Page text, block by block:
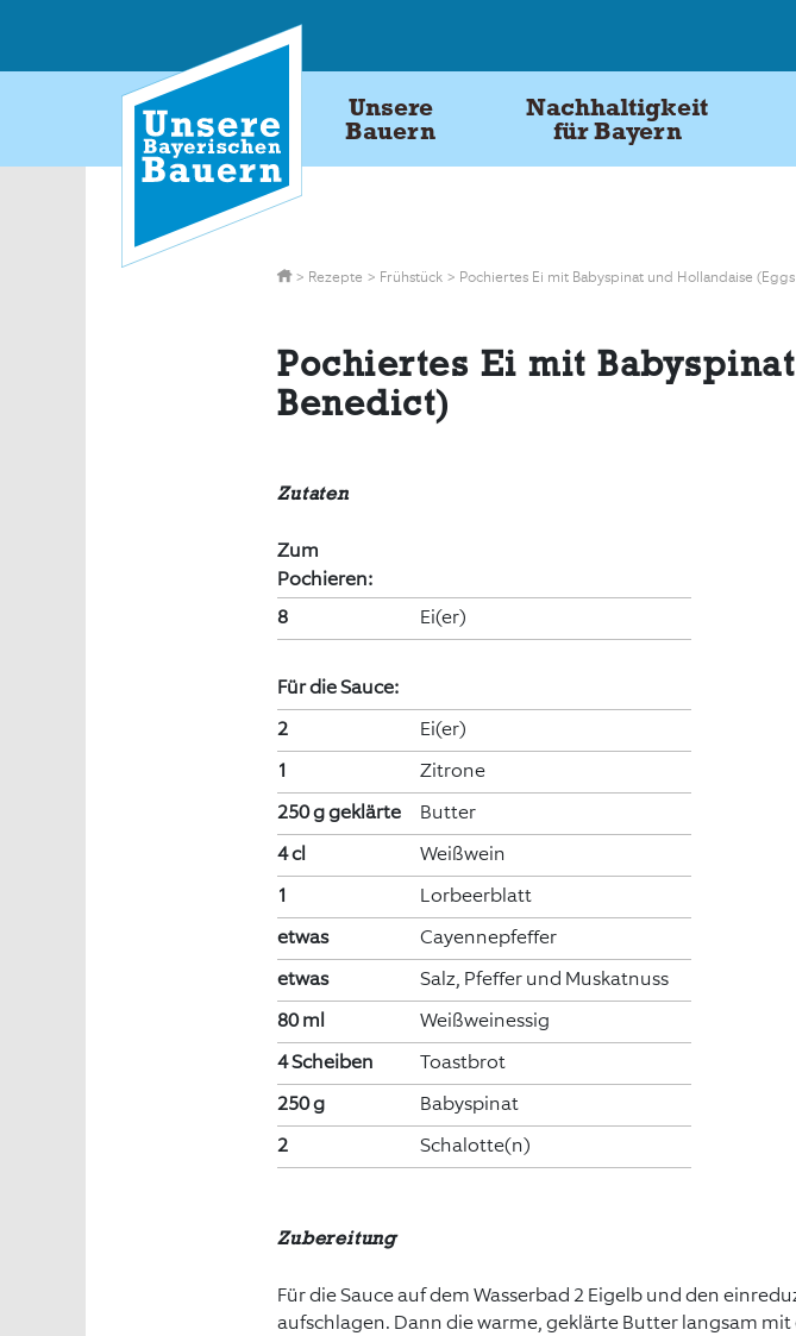
content
Unsere
Bauern
Nachhaltigkeit
für Bayern
> Rezepte > Frühstück > Pochiertes Ei mit Babyspinat und Hollandaise
Pochiertes Ei mit
Benedict)
Zutaten
Zum
Pochieren:
8
Ei(er)
Für die Sauce:
2
Ei(er)
1
Zitrone
250 g geklärte
Butter
4 cl
Weißwein
1
Lorbeerblatt
etwas
Cayennepfeffer
etwas
Salz, Pfeffer und Muskatnuss
80 ml
Weißweinessig
4 Scheiben
Toastbrot
250 g
Babyspinat
2
Schalotte(n)
Zubereitung
Für die Sauce auf dem Wasserbad 2 Eigelb und den
aufschlagen. Dann die warme, geklärte Butter langsam